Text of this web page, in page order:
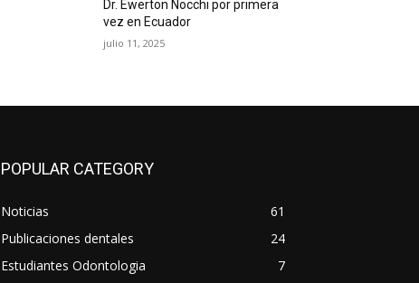
Dr. Ewerton Nocchi por primera
vez en Ecuador
julio 11, 2025
POPULAR CATEGORY
Noticias
61
Publicaciones dentales
24
Estudiantes Odontologia
7